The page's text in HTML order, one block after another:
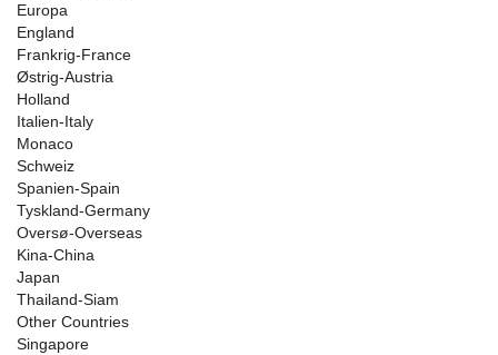
Europa
England
Frankrig-France
Østrig-Austria
Holland
Italien-Italy
Monaco
Schweiz
Spanien-Spain
Tyskland-Germany
Oversø-Overseas
Kina-China
Japan
Thailand-Siam
Other Countries
Singapore